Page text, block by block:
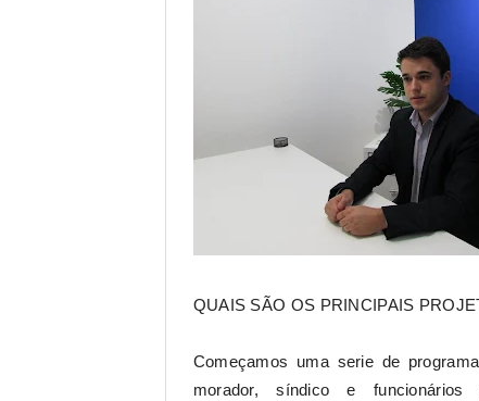
QUAIS SÃO OS PRINCIPAIS
Começamos uma serie de
morador, síndico e